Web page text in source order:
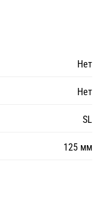
Нет
Нет
SL
125 мм